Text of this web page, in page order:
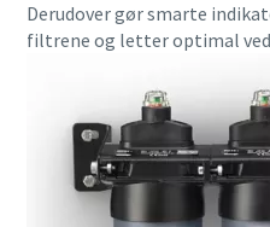
Alt, hvad du har brug
Derudover gør smarte
filtrene og letter optimal